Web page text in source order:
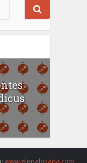
www.elenalosada.com